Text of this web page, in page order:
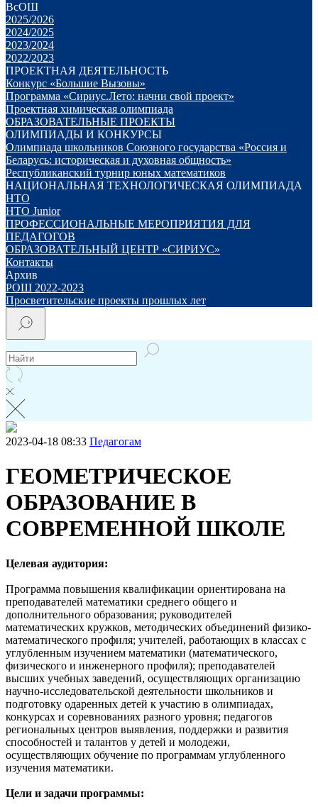
ВсОШ
2025/2026
2024/2025
2023/2024
2022/2023
ПРОЕКТНАЯ ДЕЯТЕЛЬНОСТЬ
Конкурс «Большие Вызовы»
Программа «Сириус.Лето: начни свой проект»
Проектная химическая олимпиада
ОБРАЗОВАТЕЛЬНЫЕ ПРОЕКТЫ
ОЛИМПИАДЫ И КОНКУРСЫ
Олимпиада школьников Союзного государства «Россия и
Беларусь: историческая и духовная общность»
Республиканский турнир юных математиков
НАЦИОНАЛЬНАЯ ТЕХНОЛОГИЧЕСКАЯ ОЛИМПИАДА
НТО
НТО Junior
ПРОФЕССИОНАЛЬНЫЕ МЕРОПРИЯТИЯ ДЛЯ
ПЕДАГОГОВ
ОБРАЗОВАТЕЛЬНЫЙ ЦЕНТР «СИРИУС»
Контакты
Архив
РОШ 2022-2023
Просветительские проекты прошлых лет
2023-04-18 08:33 Педагогам
ГЕОМЕТРИЧЕСКОЕ
ОБРАЗОВАНИЕ В
СОВРЕМЕННОЙ ШКОЛЕ
Целевая аудитория:
Программа повышения квалификации ориентирована на
преподавателей математики среднего общего и
дополнительного образования; руководителей
математических кружков, методических объединений физико-
математического профиля; учителей, работающих в классах с
углубленным изучением математики (математического,
физического и инженерного профиля); преподавателей
высших учебных заведений, осуществляющих организацию
научно-исследовательской деятельности школьников и
подготовку одаренных детей к участию в олимпиадах,
конкурсах и соревнованиях разного уровня; педагогов
региональных центров выявления, поддержки и развития
способностей и талантов у детей и молодежи,
осуществляющих обучение по программам углубленного
изучения математики.
Цели и задачи программы: